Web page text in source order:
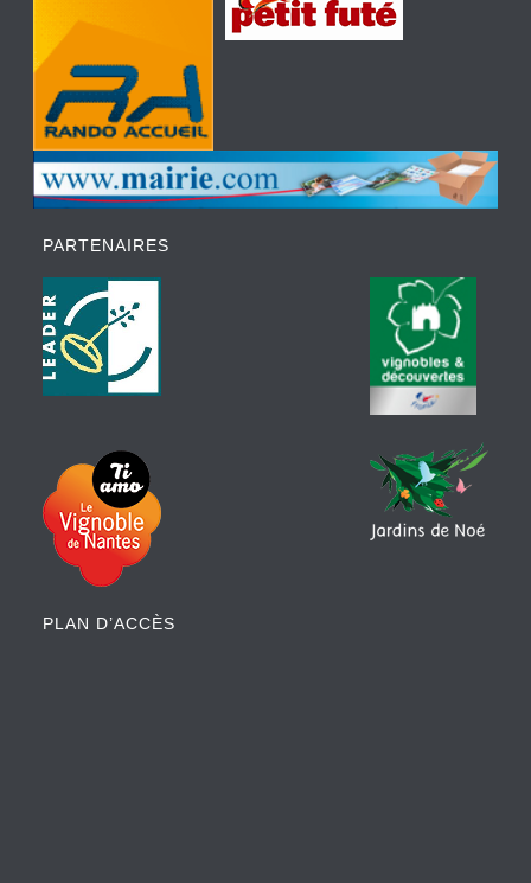
PARTENAIRES
PLAN D’ACCÈS